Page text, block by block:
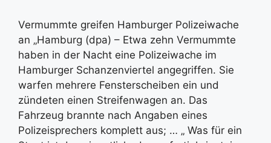
Vermummte greifen Hamburger Polizeiwache
an „Hamburg (dpa) – Etwa zehn Vermummte
haben in der Nacht eine Polizeiwache im
Hamburger Schanzenviertel angegriffen. Sie
warfen mehrere Fensterscheiben ein und
zündeten einen Streifenwagen an. Das
Fahrzeug brannte nach Angaben eines
Polizeisprechers komplett aus; … „ Was für ein